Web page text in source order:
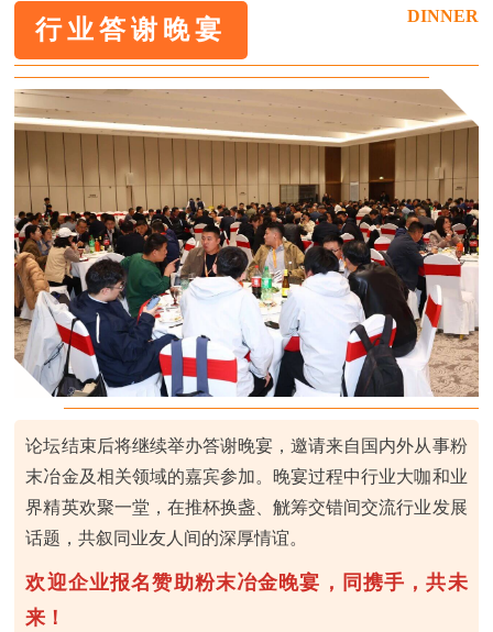
行业答谢晚宴 DINNER
论坛结束后将继续举办答谢晚宴，邀请来自国内外从事粉
末冶金及相关领域的嘉宾参加。晚宴过程中行业大咖和业
界精英欢聚一堂，在推杯换盏、觥筹交错间交流行业发展
话题，共叙同业友人间的深厚情谊。
欢迎企业报名赞助粉末冶金晚宴，同携手，共未
来！